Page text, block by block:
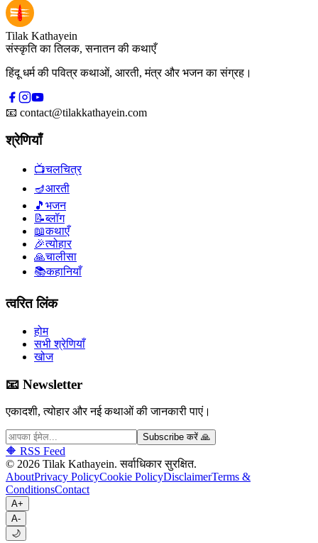
Tilak Kathayein
संस्कृति का तिलक, सनातन की कथाएँ
हिंदू धर्म की पवित्र कथाओं, आरती, मंत्र और भजन का संग्रह।
📧 contact@tilakkathayein.com
श्रेणियाँ
📺चलचित्र
🪔आरती
🎵 भजन
📝ब्लॉग
📖कथाएँ
🎉त्योहार
🙏चालीसा
📚कहानियाँ
त्वरित लिंक
होम
सभी श्रेणियाँ
खोज
📧 Newsletter
एकादशी, त्योहार और नई कथाओं की जानकारी पाएं।
Subscribe करें 🙏
🔶 RSS Feed
© 2026 Tilak Kathayein.सर्वाधिकार सुरक्षित.
AboutPrivacy PolicyCookie PolicyDisclaimerTerms &
ConditionsContact
A+
A-
🌙